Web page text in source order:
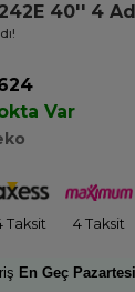
40'' 4
Var
Taksit 4 Taksit
En Geç Pazartesi